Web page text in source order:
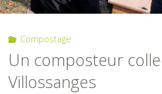
Compostage
Un composteur
Villossanges